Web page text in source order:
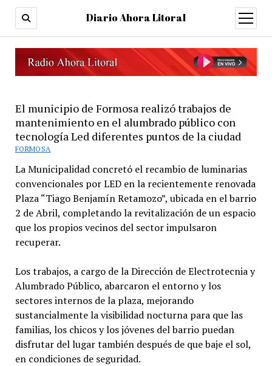
Diario Ahora Litoral
open
menu
El municipio de Formosa realizó trabajos de
mantenimiento en el alumbrado público con
tecnología Led diferentes puntos de la ciudad
FORMOSA
La Municipalidad concretó el recambio de luminarias
convencionales por LED en la recientemente renovada
Plaza “Tiago Benjamín Retamozo”, ubicada en el barrio
2 de Abril, completando la revitalización de un espacio
que los propios vecinos del sector impulsaron
recuperar.
Los trabajos, a cargo de la Dirección de Electrotecnia y
Alumbrado Público, abarcaron el entorno y los
sectores internos de la plaza, mejorando
sustancialmente la visibilidad nocturna para que las
familias, los chicos y los jóvenes del barrio puedan
disfrutar del lugar también después de que baje el sol,
en condiciones de seguridad.